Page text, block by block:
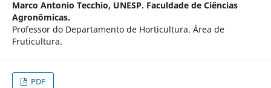
Marco Antonio Tecchio, UNESP. Faculdade de Ciências
Agronômicas.
Professor do Departamento de Horticultura. Área de
Fruticultura.
PDF